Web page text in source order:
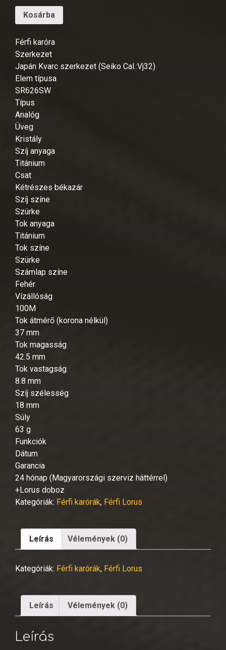
Kosárba
Férfi karóra
Szerkezet
Japán Kvarc szerkezet (Seiko Cal.:Vj32)
Elem típusa
SR626SW
Típus
Analóg
Üveg
Kristály
Szíj anyaga
Titánium
Csat
Kétrészes békazár
Szíj színe
Szürke
Tok anyaga
Titánium
Tok színe
Szürke
Számlap színe
Fehér
Vízállóság
100M
Tok átmérő (korona nélkül)
37 mm
Tok magasság
42.5 mm
Tok vastagság
8.8 mm
Szíj szélesség
18 mm
Súly
63 g
Funkciók
Dátum
Garancia
24 hónap (Magyarországi szerviz háttérrel)
+Lorus doboz
Kategóriák: Férfi karórák, Férfi Lorus
Leírás Vélemények (0)
Kategóriák: Férfi karórák, Férfi Lorus
Leírás Vélemények (0)
Leírás